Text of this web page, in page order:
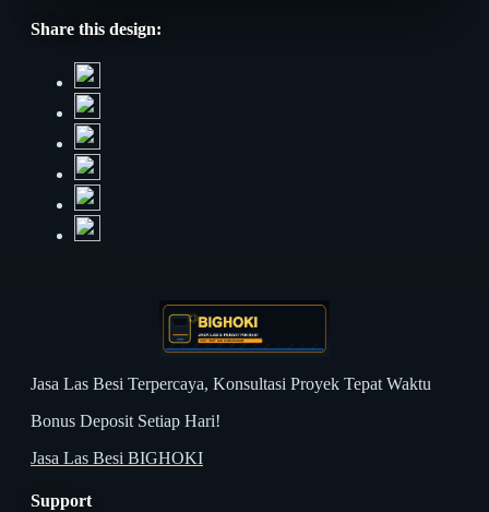
Share this design:
Jasa Las Besi Terpercaya, Konsultasi Proyek Tepat Waktu
Bonus Deposit Setiap Hari!
Jasa Las Besi BIGHOKI
Support